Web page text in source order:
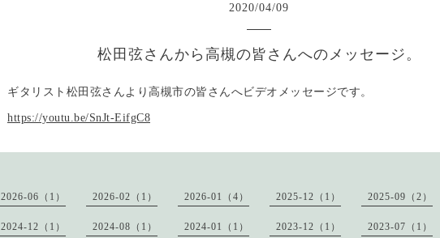
2020/04/09
松田弦さんから高槻の皆さんへのメッセージ。
ギタリスト松田弦さんより高槻市の皆さんへビデオメッセージです。
https://youtu.be/SnJt-EifgC8
2026-06（1） 2026-02（1） 2026-01（4） 2025-12（1） 2025-09（2）
2024-12（1） 2024-08（1） 2024-01（1） 2023-12（1） 2023-07（1）